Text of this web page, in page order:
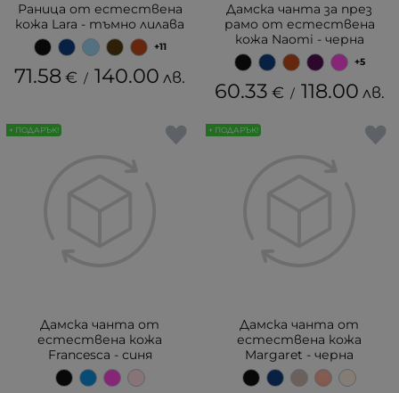
Раница от естествена
кожа Lara - тъмно лилава
+11
71.58 € / 140.00 лв.
Дамска чанта за през
рамо от естествена
кожа Naomi - черна
+5
60.33 € / 118.00 лв.
Дамска чанта от
естествена кожа
Francesca - синя
+ ПОДАРЪК!
Дамска чанта от
естествена кожа
Margaret - черна
+ ПОДАРЪК!